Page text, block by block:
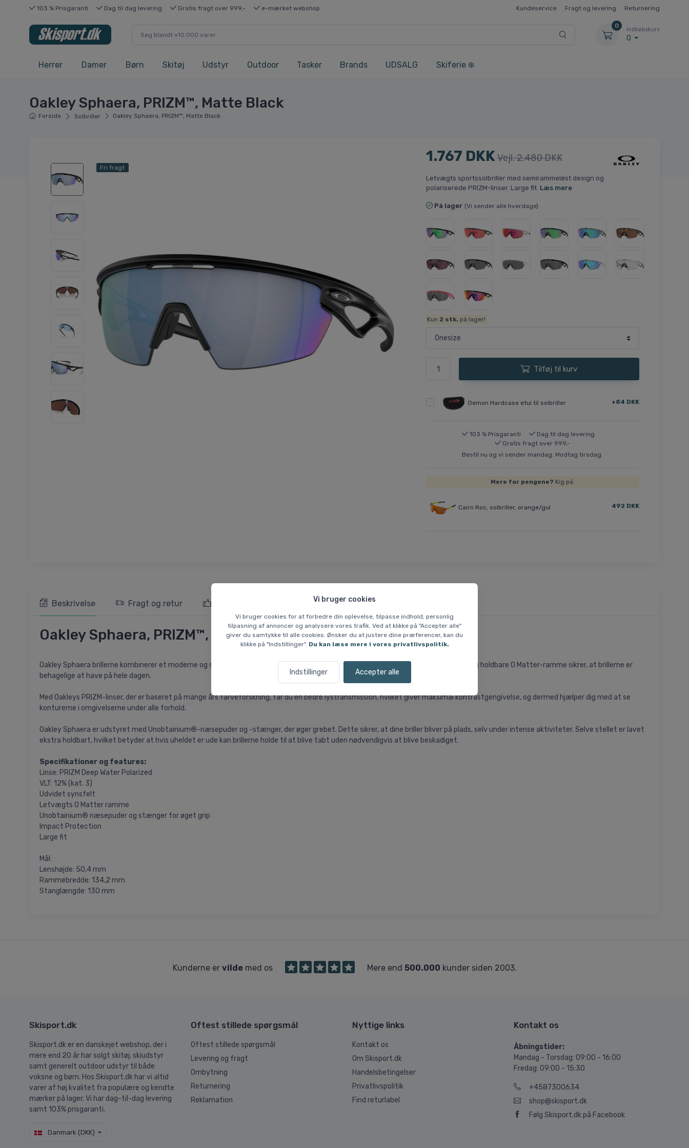
Vi bruger cookies
Vi bruger cookies for at forbedre din oplevelse, tilpasse indhold, personlig
tilpasning af annoncer og analysere vores trafik. Ved at klikke på "Accepter alle"
giver du samtykke til alle cookies. Ønsker du at justere dine præferencer, kan du
klikke på "Indstillinger". Du kan læse mere i vores privatlivspolitik.
Indstillinger Accepter alle
103 % Prisgaranti Dag til dag levering Gratis fragt over 999,- e-mærket webshop Kundeservice Fragt og levering Returnering
0
Indkøbskurv
0
Herrer Damer Børn Skitøj Udstyr Outdoor Tasker Brands UDSALG Skiferie ❄️
Oakley Sphaera, PRIZM™, Matte Black
Forside Solbriller Oakley Sphaera, PRIZM™, Matte Black
Fri fragt
1.767 DKK Vejl. 2.480 DKK
Letvægts sportssolbriller med semirammeløst design og
polariserede PRIZM-linser. Large fit. Læs mere
På lager (Vi sender alle hverdage)
Kun 2 stk. på lager!
Tilføj til kurv
Demon Hardcase etui til solbriller +84 DKK
103 % Prisgaranti
Dag til dag levering
Gratis fragt over 999,-
Bestil nu og vi sender mandag. Modtag tirsdag.
Mere for pengene? Kig på:
Cairn Roc, solbriller, orange/gul 492 DKK
Beskrivelse Fragt og retur Hvem er vi?
Oakley Sphaera, PRIZM™, Matte Black
Oakley Sphaera brillerne kombinerer et moderne og strømlinet design med en udvidet synsfelt, der giver optimalt udsyn. Den lette og holdbare O Matter-ramme sikrer, at brillerne er
behagelige at have på hele dagen.
Med Oakleys PRIZM-linser, der er baseret på mange års farveforskning, får du en bedre lystransmission, hvilket giver maksimal kontrastgengivelse, og dermed hjælper dig med at se
konturerne i omgivelserne under alle forhold.
Oakley Sphaera er udstyret med Unobtainium®-næsepuder og -stænger, der øger grebet. Dette sikrer, at dine briller bliver på plads, selv under intense aktiviteter. Selve stellet er lavet
ekstra holdbart, hvilket betyder at hvis uheldet er ude kan brillerne holde til at blive tabt uden nødvendigvis at blive beskadiget.
Specifikationer og features:
Linse: PRIZM Deep Water Polarized
VLT: 12% (kat. 3)
Udvidet synsfelt
Letvægts O Matter ramme
Unobtainium® næsepuder og stænger for øget grip
Impact Protection
Large fit
Mål:
Lenshøjde: 50,4 mm
Rammebredde: 134,2 mm
Stanglængde: 130 mm
Kunderne er vildemed os Mere end 500.000 kunder siden 2003.
Skisport.dk
Skisport.dk er en danskejet webshop, der i
mere end 20 år har solgt skitøj, skiudstyr
samt generelt outdoor udstyr til både
voksne og børn. Hos Skisport.dk har vi altid
varer af høj kvalitet fra populære og kendte
mærker på lager. Vi har dag-til-dag levering
samt 103% prisgaranti.
Danmark (DKK)
Oftest stillede spørgsmål
Oftest stillede spørgsmål
Levering og fragt
Ombytning
Returnering
Reklamation
Nyttige links
Kontakt os
Om Skisport.dk
Handelsbetingelser
Privatlivspolitik
Find returlabel
Kontakt os
Åbningstider:
Mandag - Torsdag: 09:00 - 16:00
Fredag: 09:00 - 15:30
+4587300634
shop@skisport.dk
Følg Skisport.dk på Facebook